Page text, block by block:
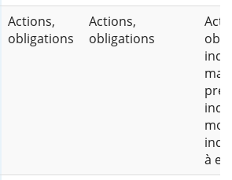
Actions,
obligations
Actions,
obligations
à